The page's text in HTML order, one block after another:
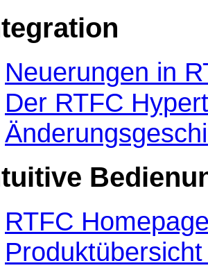
Neuerungen in
Der RTFC
RTFC